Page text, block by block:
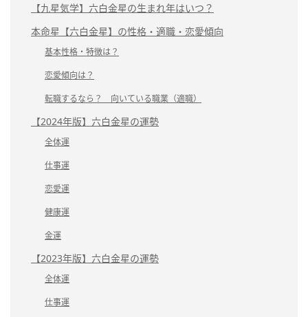
【九星気学】六白金星の生まれ年はいつ？
本命星【六白金星】の性格・適職・恋愛傾向
基本性格・特徴は？
恋愛傾向は？
転職するなら？ 向いている職業（適職）
【2024年版】六白金星の運勢
全体運
仕事運
恋愛運
健康運
金運
【2023年版】六白金星の運勢
全体運
仕事運